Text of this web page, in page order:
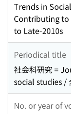
Trends in
Contributing
to Late-2010s
Periodical title
社会科研究 =
social studies /
No. or year of